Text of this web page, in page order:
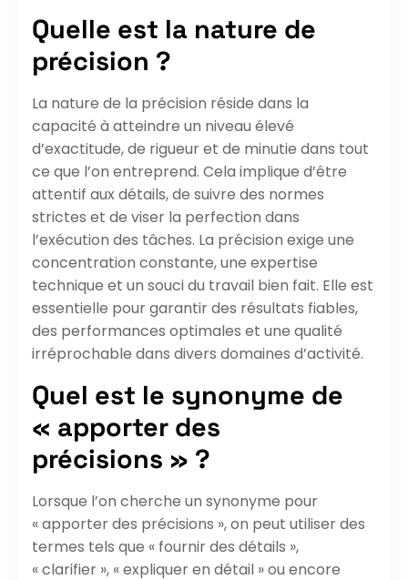
Quelle est la nature de
précision ?
La nature de la précision réside dans la
capacité à atteindre un niveau élevé
d’exactitude, de rigueur et de minutie dans tout
ce que l’on entreprend. Cela implique d’être
attentif aux détails, de suivre des normes
strictes et de viser la perfection dans
l’exécution des tâches. La précision exige une
concentration constante, une expertise
technique et un souci du travail bien fait. Elle est
essentielle pour garantir des résultats fiables,
des performances optimales et une qualité
irréprochable dans divers domaines d’activité.
Quel est le synonyme de
« apporter des
précisions » ?
Lorsque l’on cherche un synonyme pour
« apporter des précisions », on peut utiliser des
termes tels que « fournir des détails »,
« clarifier », « expliquer en détail » ou encore